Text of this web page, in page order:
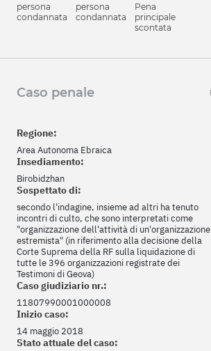
persona
condannata
persona
condannata
Pena
principale
scontata
Caso penale
Regione:
Area Autonoma Ebraica
Insediamento:
Birobidzhan
Sospettato di:
secondo l'indagine, insieme ad altri ha tenuto
incontri di culto, che sono interpretati come
"organizzazione dell'attività di un'organizzazione
estremista" (in riferimento alla decisione della
Corte Suprema della RF sulla liquidazione di
tutte le 396 organizzazioni registrate dei
Testimoni di Geova)
Caso giudiziario nr.:
11807990001000008
Inizio caso:
14 maggio 2018
Stato attuale del caso: